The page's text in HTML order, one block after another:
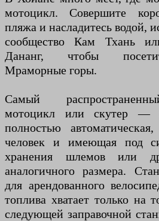
мотоцикл. Совершите
пляжа и насладитесь водой,
сообщество Кам Тхань
Дананг, чтобы
Мраморные горы.
Самый
мотоцикл или скутер —
полностью
человек и имеющая под
хранения шлемов или
аналогичного размера.
для арендованного
топлива хватает только на
следующей заправочной